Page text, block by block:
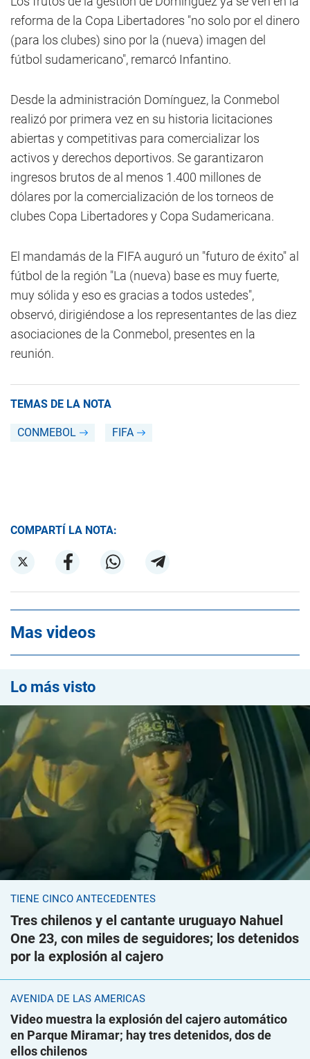
reforma de la Copa Libertadores "no solo por el dinero
(para los clubes) sino por la (nueva) imagen del
fútbol sudamericano", remarcó Infantino.
Desde la administración Domínguez, la Conmebol
realizó por primera vez en su historia licitaciones
abiertas y competitivas para comercializar los
activos y derechos deportivos. Se garantizaron
ingresos brutos de al menos 1.400 millones de
dólares por la comercialización de los torneos de
clubes Copa Libertadores y Copa Sudamericana.
El mandamás de la FIFA auguró un "futuro de éxito" al
fútbol de la región "La (nueva) base es muy fuerte,
muy sólida y eso es gracias a todos ustedes",
observó, dirigiéndose a los representantes de las diez
asociaciones de la Conmebol, presentes en la
reunión.
TEMAS DE LA NOTA
CONMEBOL FIFA
COMPARTÍ LA NOTA:
Mas videos
Lo más visto
TIENE CINCO ANTECEDENTES
Tres chilenos y el cantante uruguayo Nahuel
One 23, con miles de seguidores; los detenidos
por la explosión al cajero
AVENIDA DE LAS AMÉRICAS
Video muestra la explosión del cajero automático
en Parque Miramar; hay tres detenidos, dos de
ellos chilenos